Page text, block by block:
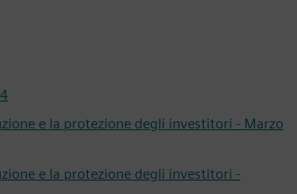
e la protezione degli investitori - Marzo
e la protezione degli investitori -